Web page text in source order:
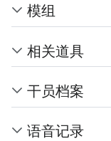
模组
相关道具
干员档案
语音记录